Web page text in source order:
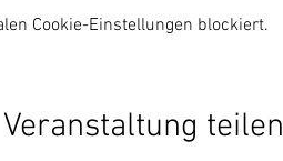
Cookie-Einstellungen blockiert.
teilen